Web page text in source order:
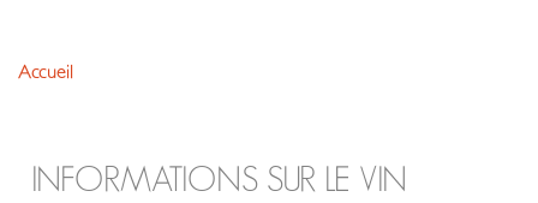
Accueil
INFORMATIONS SUR LE VIN